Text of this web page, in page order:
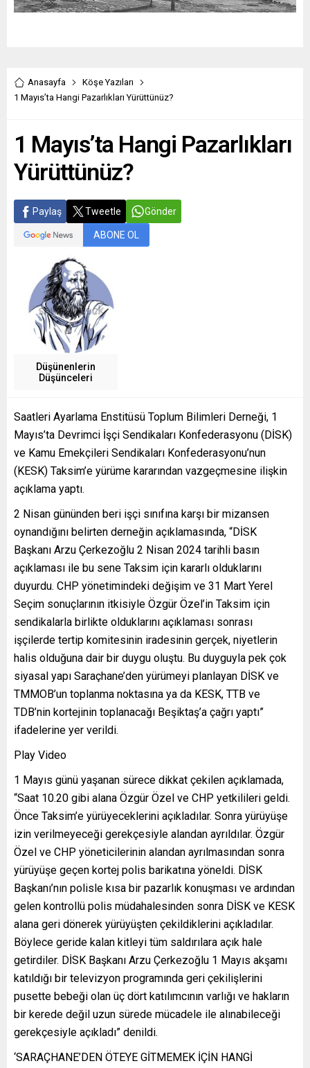
Anasayfa
Köşe Yazıları
1 Mayıs’ta Hangi Pazarlıkları Yürüttünüz?
1 Mayıs’ta Hangi Pazarlıkları
Yürüttünüz?
Paylaş Tweetle Gönder
ABONE OL
Düşünenlerin
Düşünceleri
Saatleri Ayarlama Enstitüsü Toplum Bilimleri Derneği, 1
Mayıs’ta Devrimci İşçi Sendikaları Konfederasyonu (DİSK)
ve Kamu Emekçileri Sendikaları Konfederasyonu’nun
(KESK) Taksim’e yürüme kararından vazgeçmesine ilişkin
açıklama yaptı.
2 Nisan gününden beri işçi sınıfına karşı bir mizansen
oynandığını belirten derneğin açıklamasında, “DİSK
Başkanı Arzu Çerkezoğlu 2 Nisan 2024 tarihli basın
açıklaması ile bu sene Taksim için kararlı olduklarını
duyurdu. CHP yönetimindeki değişim ve 31 Mart Yerel
Seçim sonuçlarının itkisiyle Özgür Özel’in Taksim için
sendikalarla birlikte olduklarını açıklaması sonrası
işçilerde tertip komitesinin iradesinin gerçek, niyetlerin
halis olduğuna dair bir duygu oluştu. Bu duyguyla pek çok
siyasal yapı Saraçhane’den yürümeyi planlayan DİSK ve
TMMOB’un toplanma noktasına ya da KESK, TTB ve
TDB’nin kortejinin toplanacağı Beşiktaş’a çağrı yaptı”
ifadelerine yer verildi.
Play Video
1 Mayıs günü yaşanan sürece dikkat çekilen açıklamada,
“Saat 10.20 gibi alana Özgür Özel ve CHP yetkilileri geldi.
Önce Taksim’e yürüyeceklerini açıkladılar. Sonra yürüyüşe
izin verilmeyeceği gerekçesiyle alandan ayrıldılar. Özgür
Özel ve CHP yöneticilerinin alandan ayrılmasından sonra
yürüyüşe geçen kortej polis barikatına yöneldi. DİSK
Başkanı’nın polisle kısa bir pazarlık konuşması ve ardından
gelen kontrollü polis müdahalesinden sonra DİSK ve KESK
alana geri dönerek yürüyüşten çekildiklerini açıkladılar.
Böylece geride kalan kitleyi tüm saldırılara açık hale
getirdiler. DİSK Başkanı Arzu Çerkezoğlu 1 Mayıs akşamı
katıldığı bir televizyon programında geri çekilişlerini
pusette bebeği olan üç dört katılımcının varlığı ve hakların
bir kerede değil uzun sürede mücadele ile alınabileceği
gerekçesiyle açıkladı” denildi.
‘SARAÇHANE’DEN ÖTEYE GİTMEMEK İÇİN HANGİ